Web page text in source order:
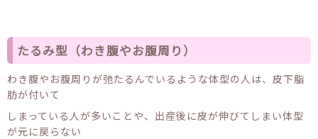
たるみ型（わき腹やお腹周り）
わき腹やお腹周りが弛たるんでいるような体型の人は、皮下脂
肪が付いて
しまっている人が多いことや、出産後に皮が伸びてしまい体型
が元に戻らない